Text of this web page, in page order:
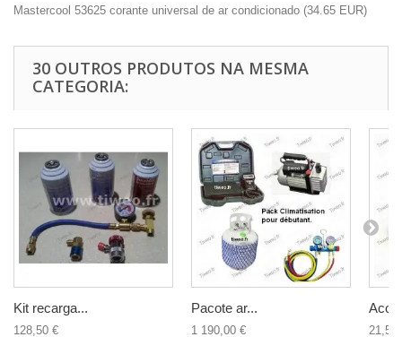
Mastercool 53625 corante universal de ar condicionado (34.65 EUR)
30 OUTROS PRODUTOS NA MESMA
CATEGORIA:
Kit recarga...
128,50 €
Pacote ar...
1 190,00 € 21,50